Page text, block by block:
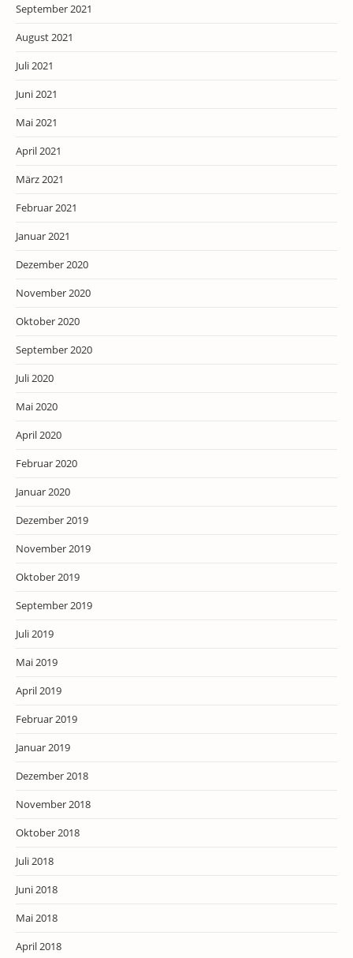
September 2021
August 2021
Juli 2021
Juni 2021
Mai 2021
April 2021
März 2021
Februar 2021
Januar 2021
Dezember 2020
November 2020
Oktober 2020
September 2020
Juli 2020
Mai 2020
April 2020
Februar 2020
Januar 2020
Dezember 2019
November 2019
Oktober 2019
September 2019
Juli 2019
Mai 2019
April 2019
Februar 2019
Januar 2019
Dezember 2018
November 2018
Oktober 2018
Juli 2018
Juni 2018
Mai 2018
April 2018